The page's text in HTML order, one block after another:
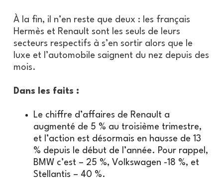
À la fin, il n’en reste que deux : les français
Hermès et Renault sont les seuls de leurs
secteurs respectifs à s’en sortir alors que le
luxe et l’automobile saignent du nez depuis des
mois.
Dans les faits :
Le chiffre d’affaires de Renault a
augmenté de 5 % au troisième trimestre,
et l’action est désormais en hausse de 13
% depuis le début de l’année. Pour rappel,
BMW c’est – 25 %, Volkswagen -18 %, et
Stellantis – 40 %.